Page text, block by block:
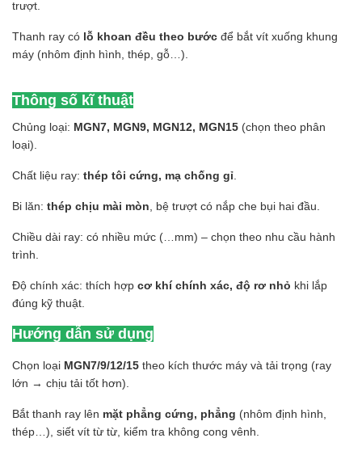
trượt.
Thanh ray có lỗ khoan đều theo bước để bắt vít xuống khung
máy (nhôm định hình, thép, gỗ…).
Thông số kĩ thuật
Chủng loại: MGN7, MGN9, MGN12, MGN15 (chọn theo phân
loại).
Chất liệu ray: thép tôi cứng, mạ chống gỉ
Bi lăn: thép chịu mài mòn , bệ trượt có nắp che bụi hai đầu.
Chiều dài ray: có nhiều mức (…mm) – chọn theo nhu cầu hành
trình.
Độ chính xác: thích hợp cơ khí chính xác, độ rơ nhỏ khi lắp
đúng kỹ thuật.
Hướng dẫn sử dụng
Chọn loại MGN7/9/12/15 theo kích thước máy và tải trọng (ray
lớn → chịu tải tốt hơn).
Bắt thanh ray lên mặt phẳng cứng, phẳng (nhôm định hình,
thép…), siết vít từ từ, kiểm tra không cong vênh.